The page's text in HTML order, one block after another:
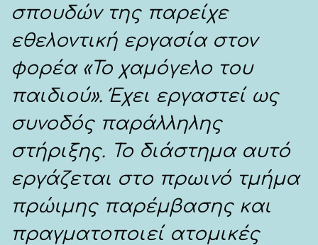
σπουδών της παρείχε
εθελοντική εργασία στον
φορέα «Το χαμόγελο του
παιδιού». Έχει εργαστεί ως
συνοδός παράλληλης
στήριξης. Το διάστημα αυτό
εργάζεται στο πρωινό τμήμα
πρώιμης παρέμβασης και
πραγματοποιεί ατομικές